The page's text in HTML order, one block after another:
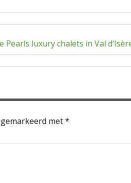
luxury chalets in Val
met*